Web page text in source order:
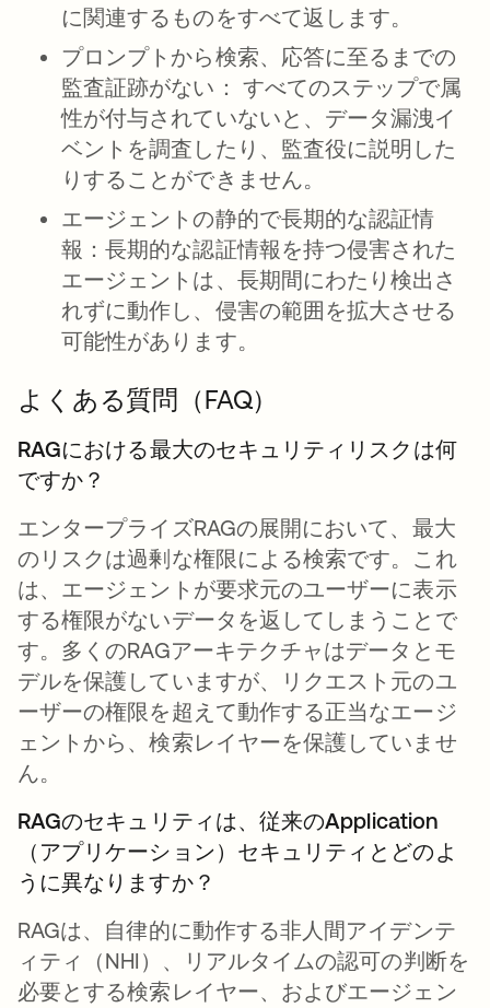
に関連するものをすべて返します。
プロンプトから検索、応答に至るまでの
監査証跡がない：
すべてのステップで属
性が付与されていないと、データ漏洩イ
ベントを調査したり、監査役に説明した
りすることができません。
エージェントの静的で長期的な認証情
報：長期的な認証情報を持つ侵害された
エージェントは、長期間にわたり検出さ
れずに動作し、侵害の範囲を拡大させる
可能性があります。
よくある質問（FAQ）
RAGにおける最大のセキュリティリスクは何
ですか？
エンタープライズRAGの展開において、最大
のリスクは過剰な権限による検索です。これ
は、エージェントが要求元のユーザーに表示
する権限がないデータを返してしまうことで
す。多くのRAGアーキテクチャはデータとモ
デルを保護していますが、リクエスト元のユ
ーザーの権限を超えて動作する正当なエージ
ェントから、検索レイヤーを保護していませ
ん。
RAGのセキュリティは、従来のApplication
（アプリケーション）セキュリティとどのよ
うに異なりますか？
RAGは、自律的に動作する非人間アイデンテ
ィティ（NHI）、リアルタイムの認可の判断を
必要とする検索レイヤー、およびエージェン